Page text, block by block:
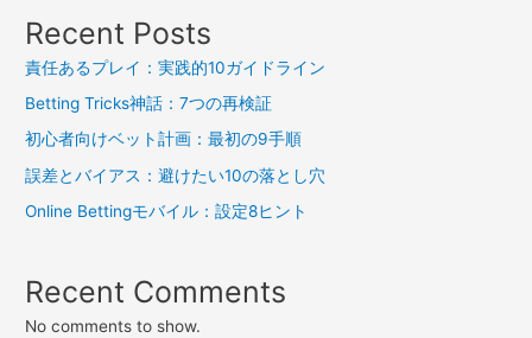
シ
ョ
ン
Recent Posts
責任あるプレイ：実践的10ガイドライン
Betting Tricks神話：7つの再検証
初心者向けベット計画：最初の9手順
誤差とバイアス：避けたい10の落とし穴
Online Bettingモバイル：設定8ヒント
Recent Comments
No comments to show.